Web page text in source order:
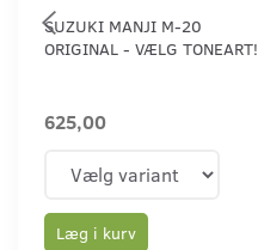
SUZUKI MANJI M-20
ORIGINAL - VÆLG TONEART!
625,00
Læg i kurv